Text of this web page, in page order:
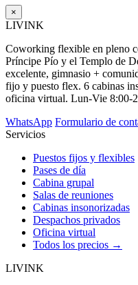
×
LIVINK
Coworking flexible en pleno
Príncipe Pío y el Templo de
excelente, gimnasio +
fijo y puesto flex. 6 cabinas
oficina virtual. Lun-Vie 8:00-
WhatsApp Formulario de
Servicios
Puestos fijos y flexibles
Pases de día
Cabina grupal
Salas de reuniones
Cabinas insonorizadas
Despachos privados
Oficina virtual
Todos los precios →
LIVINK